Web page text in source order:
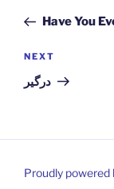
PostHave You
Next
Post
NEXT
درگیر
Proudly powered